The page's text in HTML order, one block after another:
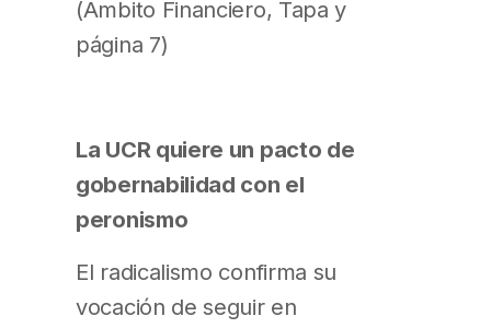
(Ámbito Financiero, Tapa y
página 7)
La UCR quiere un pacto de
gobernabilidad con el
peronismo
El radicalismo confirma su
vocación de seguir en